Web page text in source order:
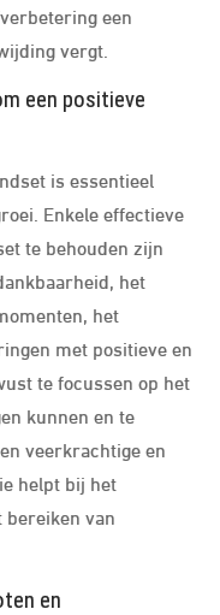
een
vergt.
een positieve
is essentieel
Enkele effectieve
te behouden zijn
het
het
met positieve en
te focussen op het
kunnen en te
veerkrachtige en
helpt bij het
bereiken van
en